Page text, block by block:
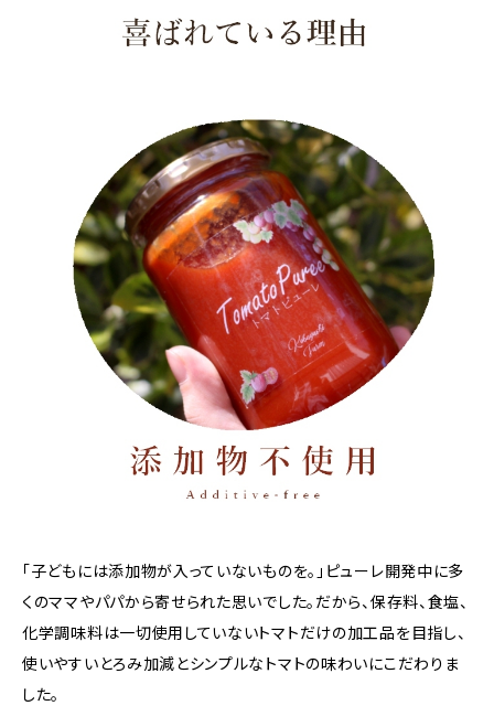
「子どもには添加物が入っていないものを。」ピューレ開発中に多
くのママやパパから寄せられた思いでした。だから、保存料、食塩、
化学調味料は一切使用していないトマトだけの加工品を目指し、
使いやすいとろみ加減とシンプルなトマトの味わいにこだわりま
した。